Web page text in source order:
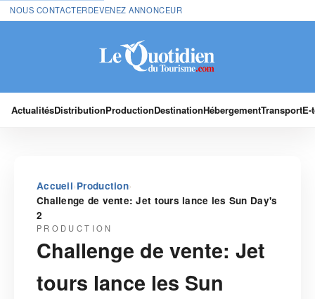
NOUS CONTACTERDEVENEZ ANNONCEUR
ActualitésDistributionProductionDestinationHébergementTransport
Accueil›Production›
Challenge de vente: Jet tours lance les Sun Day's
2
PRODUCTION
Challenge de vente: Jet
tours lance les Sun